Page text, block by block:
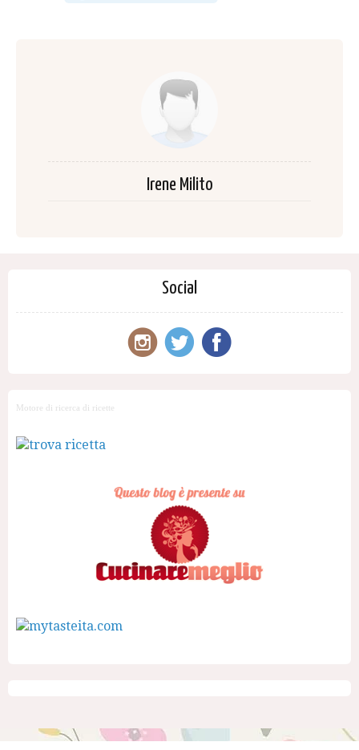
Irene Milito
Social
Motore di ricerca di ricette